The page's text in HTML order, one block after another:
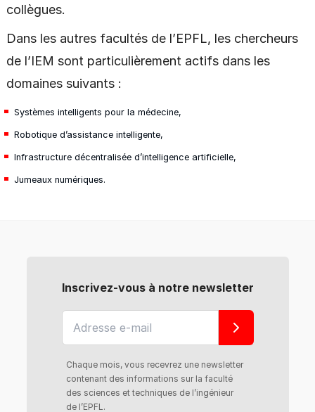
collègues.
Dans les autres facultés de l’EPFL, les chercheurs
de l’IEM sont particulièrement actifs dans les
domaines suivants :
Systèmes intelligents pour la médecine,
Robotique d’assistance intelligente,
Infrastructure décentralisée d’intelligence artificielle,
Jumeaux numériques.
Inscrivez-vous à notre newsletter
Chaque mois, vous recevrez une newsletter
contenant des informations sur la faculté
des sciences et techniques de l’ingénieur
de l’EPFL.